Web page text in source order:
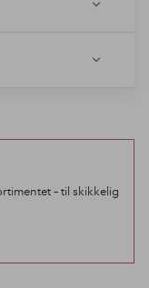
– til skikkelig